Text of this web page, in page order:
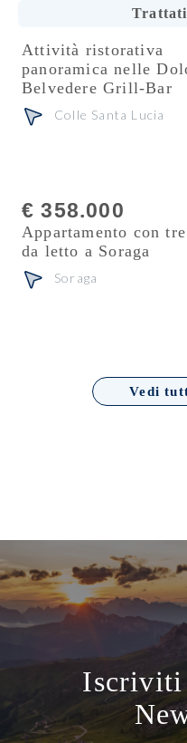
Attività ristorativa
panoramica nelle
Belvedere Grill-Bar
Colle Santa Lucia
€ 358.000
Appartamento con
da letto a Soraga
Soraga
Vedi
Iscriviti